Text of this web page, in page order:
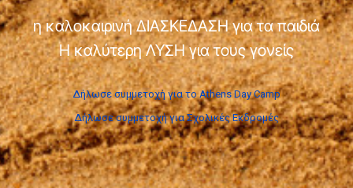
η καλοκαιρινή ΔΙΑΣΚΕΔΑΣΗ για τα παιδιά
Η καλύτερη ΛΥΣΗ για τους γονείς
Δήλωσε συμμετοχή για το Athens Day Camp
Δήλωσε συμμετοχή για Σχολικές Εκδρομές